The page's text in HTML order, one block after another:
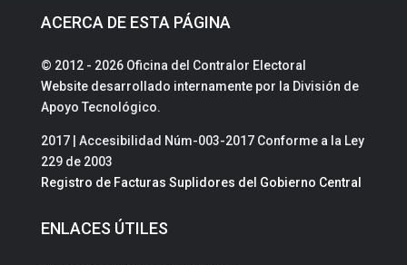
ACERCA DE ESTA PÁGINA
© 2012 - 2026 Oficina del Contralor Electoral
Website desarrollado internamente por la División de
Apoyo Tecnológico.
2017 | Accesibilidad Núm-003-2017 Conforme a la Ley
229 de 2003
Registro de Facturas Suplidores del Gobierno Central
ENLACES ÚTILES